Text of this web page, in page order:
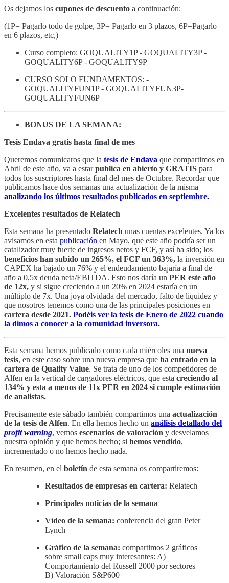
Os dejamos los cupones de descuento a continuación:
(1P= Pagarlo todo de golpe, 3P= Pagarlo en 3 plazos, 6P=Pagarlo
en 6 plazos, etc,)
Curso completo: GOQUALITY1P - GOQUALITY3P -
GOQUALITY6P - GOQUALITY9P
CURSO SOLO FUNDAMENTOS: -
GOQUALITYFUN1P - GOQUALITYFUN3P-
GOQUALITYFUN6P
BONUS DE LA SEMANA:
Tesis Endava gratis hasta final de mes
Queremos comunicaros que la tesis de Endava que compartimos en
Abril de este año, va a estarpublica en abierto y GRATIS para
todos los suscriptores hasta final del mes de Octubre. Recordar que
publicamos hace dos semanas una actualización de la misma
analizando los últimos resultados publicados en septiembre.
Excelentes resultados de Relatech
Esta semana ha presentado Relatech unas cuentas excelentes. Ya los
avisamos en esta publicación en Mayo, que este año podría ser un
catalizador muy fuerte de ingresos netos y FCF, y así ha sido; los
beneficios han subido un 265%, el FCF un 363%, la inversión en
CAPEX ha bajado un 76% y el endeudamiento bajaría a final de
año a 0,5x deuda neta/EBITDA. Esto nos daría un PER este año
de 12x, y si sigue creciendo a un 20% en 2024 estaría en un
múltiplo de 7x. Una joya olvidada del mercado, falto de liquidez y
que nosotros tenemos como una de las principales posiciones en
cartera desde 2021. Podéis ver la tesis de Enero de 2022 cuando
la dimos a conocer a la comunidad inversora.
Esta semana hemos publicado como cada miércoles una nueva
tesis, en este caso sobre una nueva empresa que ha entrado en la
cartera de Quality Value. Se trata de uno de los competidores de
Alfen en la vertical de cargadores eléctricos, que esta creciendo al
134% y esta a menos de 11x PER en 2024 si cumple estimación
de analistas.
Precisamente este sábado también compartimos una actualización
de la tesis de Alfen. En ella hemos hecho un análisis detallado del
profit warning, vemos escenarios de valoración y desvelamos
nuestra opinión y que hemos hecho; si hemos vendido,
incrementado o no hemos hecho nada.
En resumen, en el boletín de esta semana os compartiremos:
Resultados de empresas en cartera: Relatech
Principales noticias de la semana
Vídeo de la semana: conferencia del gran Peter
Lynch
Gráfico de la semana: compartimos 2 gráficos
sobre small caps muy interesantes: A)
Comportamiento del Russell 2000 por sectores
B) Valoración S&P600